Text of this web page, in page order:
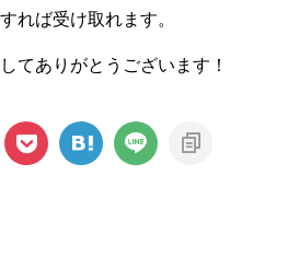
れば受け取れます。
てありがとうございます！